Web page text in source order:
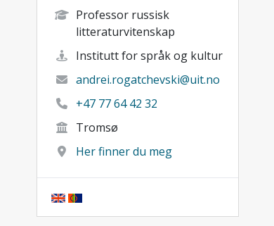
Professor russisk
litteraturvitenskap
Institutt for språk og kultur
andrei.rogatchevski@uit.no
+47 77 64 42 32
Tromsø
Her finner du meg